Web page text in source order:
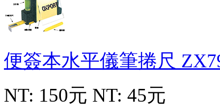
便簽本水平儀筆捲尺
NT: 150元 NT: 45元